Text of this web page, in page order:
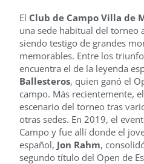
El Club de Campo Villa de
una sede habitual del torneo
siendo testigo de grandes
memorables. Entre los
encuentra el de la leyenda
Ballesteros, quien ganó el
campo. Más recientemente,
escenario del torneo tras
otras sedes. En 2019, el
Campo y fue allí donde el
español, Jon Rahm,
segundo título del Open de